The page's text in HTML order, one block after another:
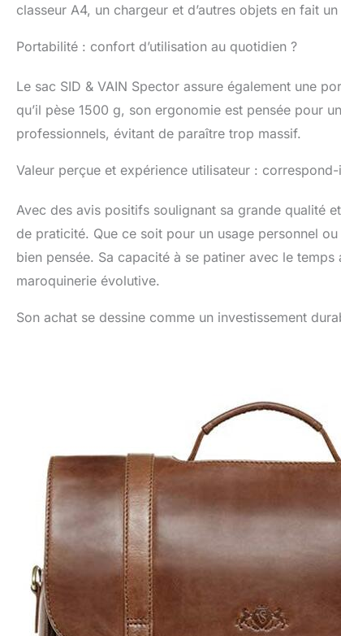
classeur A4, un chargeur et d’autres objets en fait
Portabilité : confort d’utilisation au quotidien ?
Le sac SID & VAIN Spector assure également une
qu’il pèse 1500 g, son ergonomie est pensée pour
professionnels, évitant de paraître trop massif.
Valeur perçue et expérience utilisateur :
Avec des avis positifs soulignant sa grande qualité
de praticité. Que ce soit pour un usage personnel
bien pensée. Sa capacité à se patiner avec le
maroquinerie évolutive.
Son achat se dessine comme un investissement